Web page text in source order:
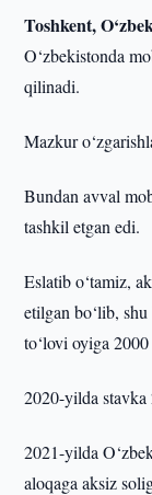
Toshkent,
O‘zbekistonda
qilinadi.
Mazkur
Bundan avval
tashkil etgan edi.
Eslatib o‘tamiz,
etilgan bo‘lib,
to‘lovi oyiga
2020-yilda
2021-yilda
aloqaga aksiz